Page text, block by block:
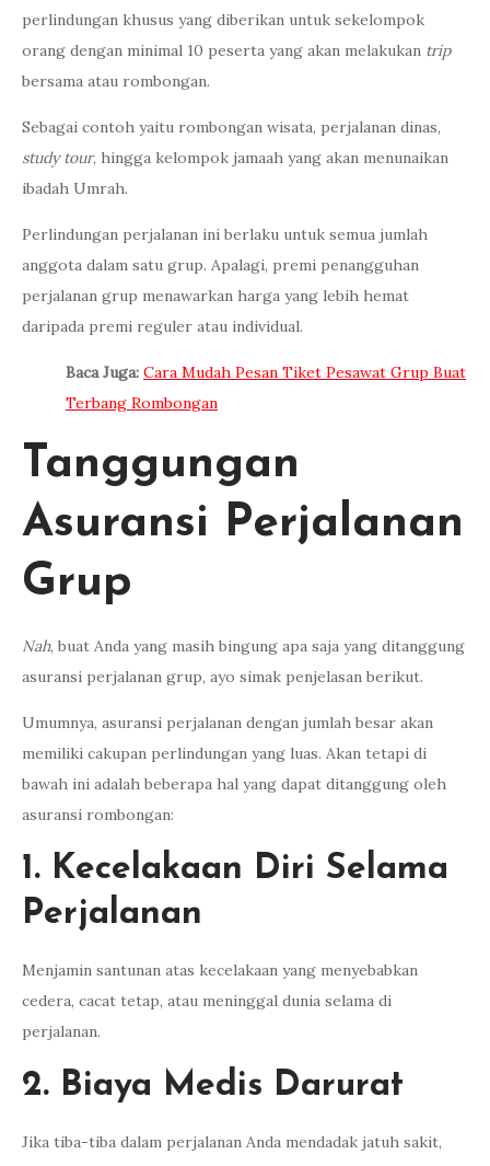
perlindungan khusus yang diberikan untuk sekelompok
orang dengan minimal 10 peserta yang akan melakukan trip
bersama atau rombongan.
Sebagai contoh yaitu rombongan wisata, perjalanan dinas,
study tour, hingga kelompok jamaah yang akan menunaikan
ibadah Umrah.
Perlindungan perjalanan ini berlaku untuk semua jumlah
anggota dalam satu grup. Apalagi, premi penangguhan
perjalanan grup menawarkan harga yang lebih hemat
daripada premi reguler atau individual.
Baca Juga: Cara Mudah Pesan Tiket Pesawat Grup Buat
Terbang Rombongan
Tanggungan
Asuransi Perjalanan
Grup
Nah, buat Anda yang masih bingung apa saja yang ditanggung
asuransi perjalanan grup, ayo simak penjelasan berikut.
Umumnya, asuransi perjalanan dengan jumlah besar akan
memiliki cakupan perlindungan yang luas. Akan tetapi di
bawah ini adalah beberapa hal yang dapat ditanggung oleh
asuransi rombongan:
1. Kecelakaan Diri Selama
Perjalanan
Menjamin santunan atas kecelakaan yang menyebabkan
cedera, cacat tetap, atau meninggal dunia selama di
perjalanan.
2. Biaya Medis Darurat
Jika tiba-tiba dalam perjalanan Anda mendadak jatuh sakit,